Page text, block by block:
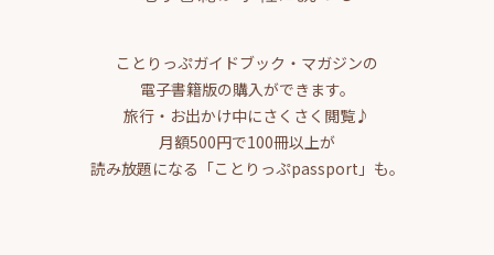
ことりっぷガイドブック・マガジンの
電子書籍版の購入ができます。
旅行・お出かけ中にさくさく閲覧♪
月額500円で100冊以上が
読み放題になる「ことりっぷpassport」も。